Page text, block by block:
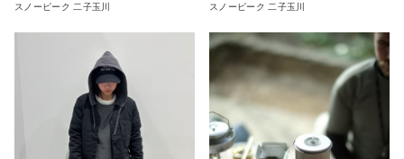
スノーピーク 二子玉川
スノーピーク 二子玉川